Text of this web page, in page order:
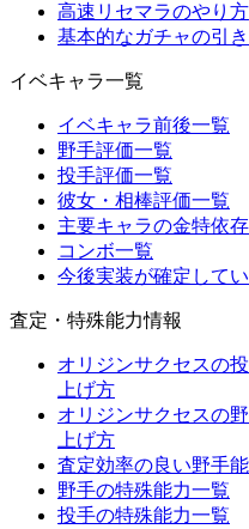
高速リセマラのやり方
基本的なガチャの引
イベキャラ一覧
イベキャラ前後一覧
野手評価一覧
投手評価一覧
彼女・相棒評価一覧
主要キャラの金特依
コンボ一覧
今後実装が確定して
査定・特殊能力情報
オリジンサクセスの
上げ方
オリジンサクセスの
上げ方
査定効率の良い野手
野手の特殊能力一覧
投手の特殊能力一覧